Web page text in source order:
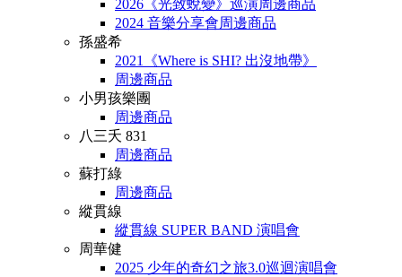
2026《光致蛻變》巡演周邊商品
2024 音樂分享會周邊商品
孫盛希
2021《Where is SHI? 出沒地帶》
周邊商品
小男孩樂團
周邊商品
八三夭 831
周邊商品
蘇打綠
周邊商品
縱貫線
縱貫線 SUPER BAND 演唱會
周華健
2025 少年的奇幻之旅3.0巡迴演唱會